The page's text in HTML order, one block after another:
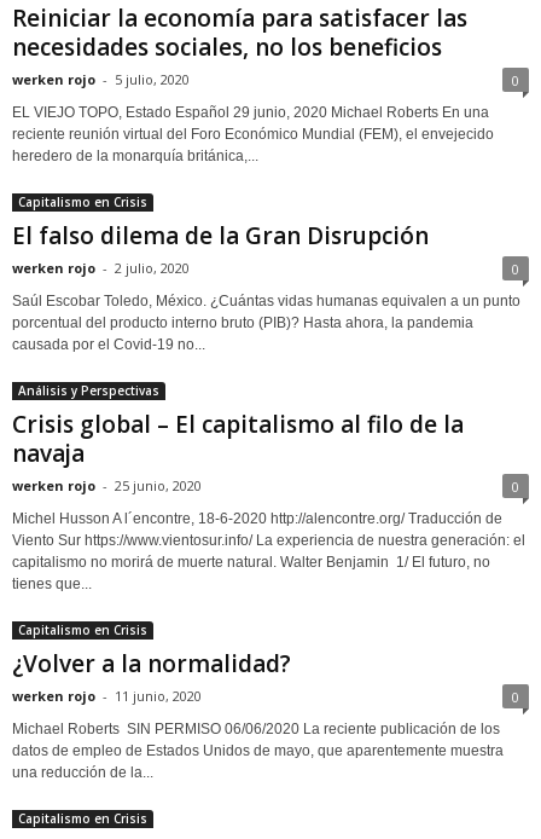
Reiniciar la economía para satisfacer las
necesidades sociales, no los beneficios
werken rojo - 5 julio, 2020 0
EL VIEJO TOPO, Estado Español 29 junio, 2020 Michael Roberts En una
reciente reunión virtual del Foro Económico Mundial (FEM), el envejecido
heredero de la monarquía británica,...
Capitalismo en Crisis
El falso dilema de la Gran Disrupción
werken rojo - 2 julio, 2020 0
Saúl Escobar Toledo, México. ¿Cuántas vidas humanas equivalen a un punto
porcentual del producto interno bruto (PIB)? Hasta ahora, la pandemia
causada por el Covid-19 no...
Análisis y Perspectivas
Crisis global – El capitalismo al filo de la
navaja
werken rojo - 25 junio, 2020 0
Michel Husson A l´encontre, 18-6-2020 http://alencontre.org/ Traducción de
Viento Sur https://www.vientosur.info/ La experiencia de nuestra generación: el
capitalismo no morirá de muerte natural. Walter Benjamin 1/ El futuro, no
tienes que...
Capitalismo en Crisis
¿Volver a la normalidad?
werken rojo - 11 junio, 2020 0
Michael Roberts SIN PERMISO 06/06/2020 La reciente publicación de los
datos de empleo de Estados Unidos de mayo, que aparentemente muestra
una reducción de la...
Capitalismo en Crisis